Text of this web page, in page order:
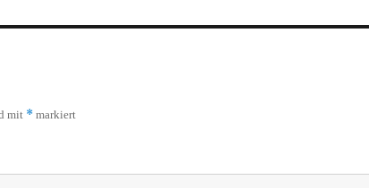
mit * markiert